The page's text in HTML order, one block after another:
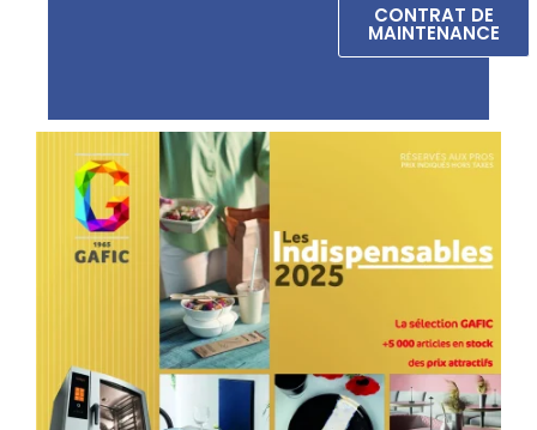
CONTRAT DE
MAINTENANCE